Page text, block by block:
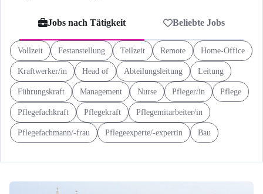
Jobs nach Tätigkeit Beliebte Jobs
Vollzeit Festanstellung Teilzeit Remote Home-Office
Kraftwerker/in Head of Abteilungsleitung Leitung
Führungskraft Management Nurse Pfleger/in Pflege
Pflegefachkraft Pflegekraft Pflegemitarbeiter/in
Pflegefachmann/-frau Pflegeexperte/-expertin Bau